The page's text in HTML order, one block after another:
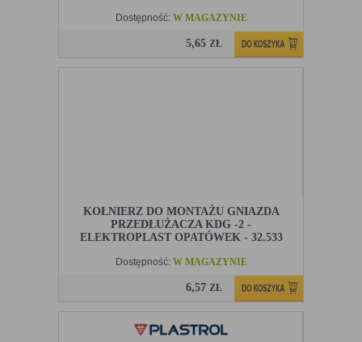
Dostępność: W MAGAZYNIE
5,65 ZŁ
KOŁNIERZ DO MONTAŻU GNIAZDA
PRZEDŁUŻACZA KDG -2 -
ELEKTROPLAST OPATÓWEK - 32.533
Dostępność: W MAGAZYNIE
6,57 ZŁ